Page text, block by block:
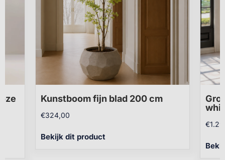
Kunstboom fijn blad 200 cm
€324,00
Bekijk dit product
€